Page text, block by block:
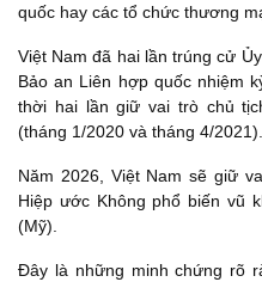
quốc hay các tổ chức thương
Việt Nam đã hai lần trúng cử
Bảo an Liên hợp quốc nhiệm
thời hai lần giữ vai trò chủ
(tháng 1/2020 và tháng 4/2021).
Năm 2026, Việt Nam sẽ giữ
Hiệp ước Không phổ biến vũ
(Mỹ).
Đây là những minh chứng rõ